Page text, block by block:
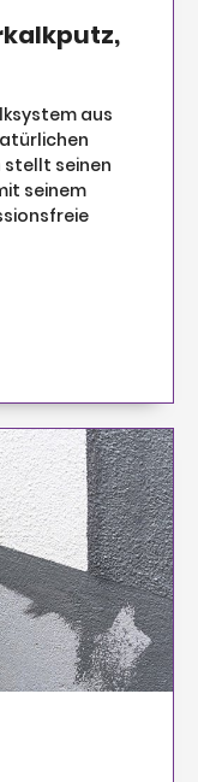
aus
seinen
seinem